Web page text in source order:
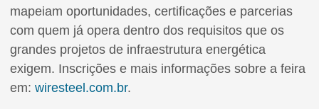
mapeiam oportunidades, certificações e parcerias
com quem já opera dentro dos requisitos que os
grandes projetos de infraestrutura energética
exigem. Inscrições e mais informações sobre a feira
em: wiresteel.com.br.